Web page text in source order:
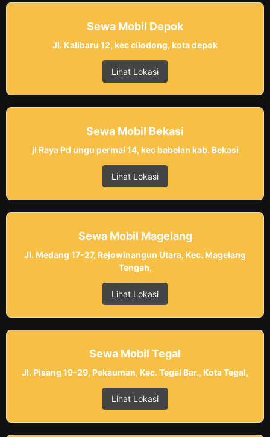
Sewa Mobil Depok
Jl. Kalibaru 12, kec cilodong, kota depok
Lihat Lokasi
Sewa Mobil Bekasi
jl Raya Pd ungu permai 14, kec babelan kab. Bekasi
Lihat Lokasi
Sewa Mobil Magelang
Jl. Medang 17-27, Rejowinangun Utara, Kec. Magelang
Tengah,
Lihat Lokasi
Sewa Mobil Tegal
Jl. Pisang 19-29, Pekauman, Kec. Tegal Bar., Kota Tegal,
Lihat Lokasi